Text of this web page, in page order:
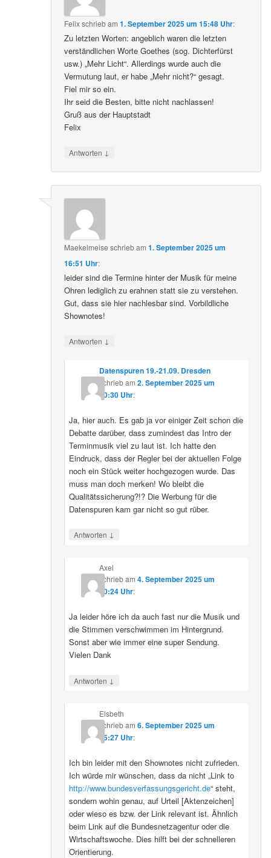
Felixschriebam1. September 2025 um 15:48 Uhr:
Zu letzten Worten: angeblich waren die letzten
verständlichen Worte Goethes (sog. Dichterfürst
usw.) „Mehr Licht“. Allerdings wurde auch die
Vermutung laut, er habe „Mehr nicht?“ gesagt.
Fiel mir so ein.
Ihr seid die Besten, bitte nicht nachlassen!
Gruß aus der Hauptstadt
Felix
Antworten ↓
Maekelmeise schriebam1. September 2025 um
16:51 Uhr:
leider sind die Termine hinter der Musik für meine
Ohren lediglich zu erahnen statt sie zu verstehen.
Gut, dass sie hier nachlesbar sind. Vorbildliche
Shownotes!
Antworten ↓
Datenspuren 19.-21.09. Dresden
schriebam 2. September 2025 um
10:30 Uhr:
Ja, hier auch. Es gab ja vor einiger Zeit schon die
Debatte darüber, dass zumindest das Intro der
Terminmusik viel zu laut ist. Ich hatte den
Eindruck, dass der Regler bei der aktuellen Folge
noch ein Stück weiter hochgezogen wurde. Das
muss man doch merken! Wo bleibt die
Qualitätssicherung?!? Die Werbung für die
Datenspuren kam gar nicht so gut rüber.
Antworten ↓
Axel
schriebam 4. September 2025 um
10:24 Uhr:
Ja leider höre ich da auch fast nur die Musik und
die Stimmen verschwimmen im Hintergrund.
Sonst aber wie immer eine super Sendung.
Vielen Dank
Antworten ↓
Elsbeth
schriebam 6. September 2025 um
15:27 Uhr:
Ich bin leider mit den Shownotes nicht zufrieden.
Ich würde mir wünschen, dass da nicht „Link to
http://www.bundesverfassungsgericht.de“ steht,
sondern wohin genau, auf Urteil [Aktenzeichen]
oder wieso es bzw. der Link relevant ist. Ähnlich
beim Link auf die Bundesnetzagentur oder die
Wirtschaftswoche. Dies hilft bei der schnelleren
Orientierung.